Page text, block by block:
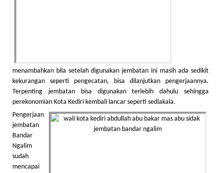
menambahkan bila setelah digunakan jembatan ini masih ada sedikit
kekurangan seperti pengecatan, bisa dilanjutkan pengerjaannya.
Terpenting jembatan bisa digunakan terlebih dahulu sehingga
perekonomian Kota Kediri kembali lancar seperti sediakala.
Pengerjaan
jembatan
Bandar
Ngalim
sudah
mencapai